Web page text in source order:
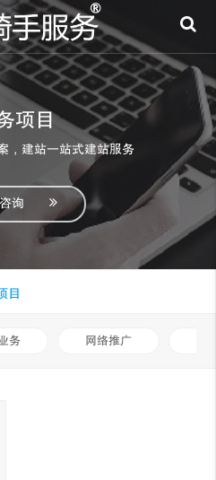
项目
，建站一站式建站服务
咨询
目
务 网络推广